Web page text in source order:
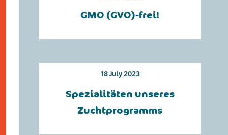
GMO (GVO)-frei!
18 July 2023
Spezialitäten unseres
Zuchtprogramms